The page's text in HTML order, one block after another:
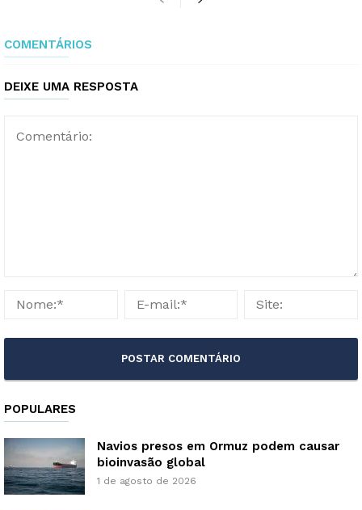
COMENTÁRIOS
DEIXE UMA RESPOSTA
POPULARES
Navios presos em Ormuz podem causar
bioinvasão global
1 de agosto de 2026